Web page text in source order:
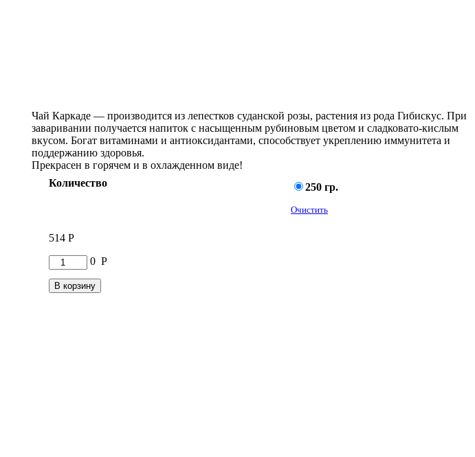
Чай Каркаде — производится из лепестков суданской розы, растения из рода Гибискус. При
заваривании получается напиток с насыщенным рубиновым цветом и сладковато-кислым
вкусом. Богат витаминами и антиоксидантами, способствует укреплению иммунитета и
поддержанию здоровья.
Прекрасен в горячем и в охлажденном виде!
Количество
250 гр.
Очистить
514Р
Количество
товара
Чай
0Р
В корзину